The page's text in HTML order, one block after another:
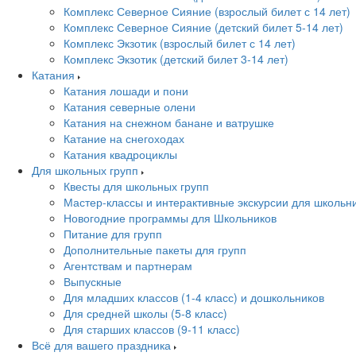
Комплекс Северное Сияние (взрослый билет с 14 лет)
Комплекс Северное Сияние (детский билет 5-14 лет)
Комплекс Экзотик (взрослый билет с 14 лет)
Комплекс Экзотик (детский билет 3-14 лет)
Катания
Катания лошади и пони
Катания северные олени
Катания на снежном банане и ватрушке
Катание на снегоходах
Катания квадроциклы
Для школьных групп
Квесты для школьных групп
Мастер-классы и интерактивные экскурсии для
Новогодние программы для Школьников
Питание для групп
Дополнительные пакеты для групп
Агентствам и партнерам
Выпускные
Для младших классов (1-4 класс) и дошкольников
Для средней школы (5-8 класс)
Для старших классов (9-11 класс)
Всё для вашего праздника